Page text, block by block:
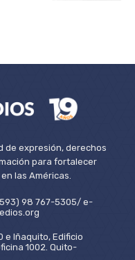
de expresión, derechos
para fortalecer
las Américas.
98 767-5305/ e-
e Iñaquito, Edificio
1002. Quito-